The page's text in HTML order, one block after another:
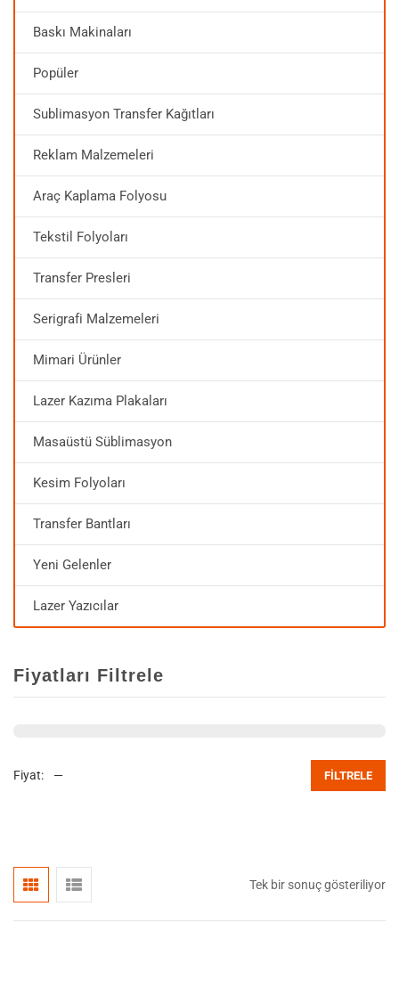
Baskı Makinaları
Popüler
Sublimasyon Transfer Kağıtları
Reklam Malzemeleri
Araç Kaplama Folyosu
Tekstil Folyoları
Transfer Presleri
Serigrafi Malzemeleri
Mimari Ürünler
Lazer Kazıma Plakaları
Masaüstü Süblimasyon
Kesim Folyoları
Transfer Bantları
Yeni Gelenler
Lazer Yazıcılar
Fiyatları Filtrele
FILTRELE
Fiyat: —
Tek bir sonuç gösteriliyor